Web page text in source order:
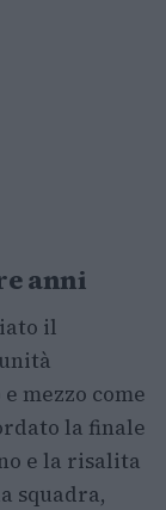
anni
il
mezzo come
la finale
e la risalita
squadra,